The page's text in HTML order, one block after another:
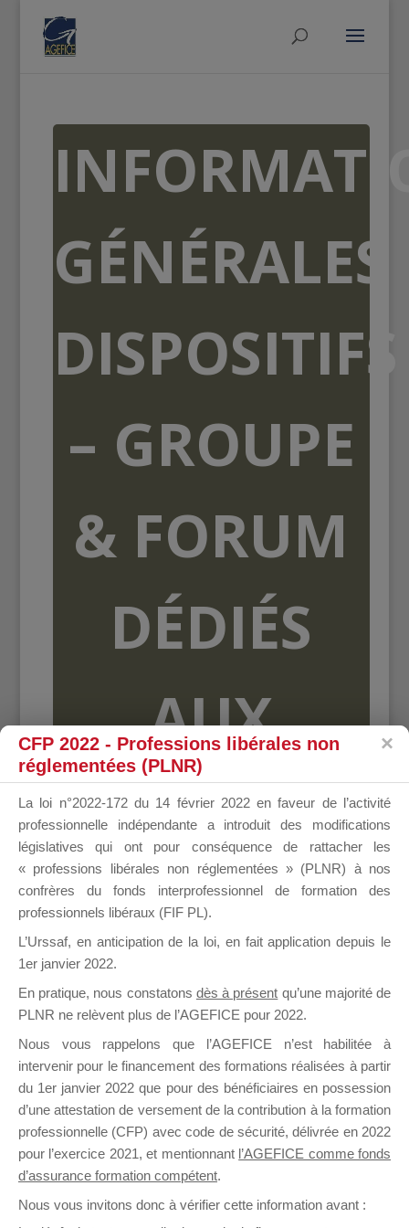
GÉNÉRALES
DISPOSITIFS
– GROUPE
& FORUM
DÉDIÉS
AUX
DE
Groupe Public
il y a 19 heures
Ce groupe est destiné aux Organismes de
CFP 2022 - Professions libérales non
réglementées (PLNR)
La loi n°2022-172 du 14 février 2022 en faveur de l’activité
professionnelle indépendante a introduit des modifications
législatives qui ont pour conséquence de rattacher les
« professions libérales non réglementées » (PLNR) à nos
confrères du fonds interprofessionnel de formation des
professionnels libéraux (FIF PL).
L’Urssaf, en anticipation de la loi, en fait application depuis le
1er janvier 2022.
En pratique, nous constatons dès à présent qu’une majorité de
PLNR ne relèvent plus de l’AGEFICE pour 2022.
Nous vous rappelons que l’AGEFICE n’est habilitée à
intervenir pour le financement des formations réalisées à partir
du 1er janvier 2022 que pour des bénéficiaires en possession
d’une attestation de versement de la contribution à la formation
professionnelle (CFP) avec code de sécurité, délivrée en 2022
pour l’exercice 2021, et mentionnant l’AGEFICE comme fonds
d’assurance formation compétent.
Nous vous invitons donc à vérifier cette information avant :